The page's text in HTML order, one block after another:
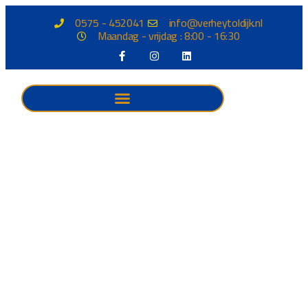
0575 - 452041 info@verheytoldijk.nl
Maandag - vrijdag : 8:00 - 16:30